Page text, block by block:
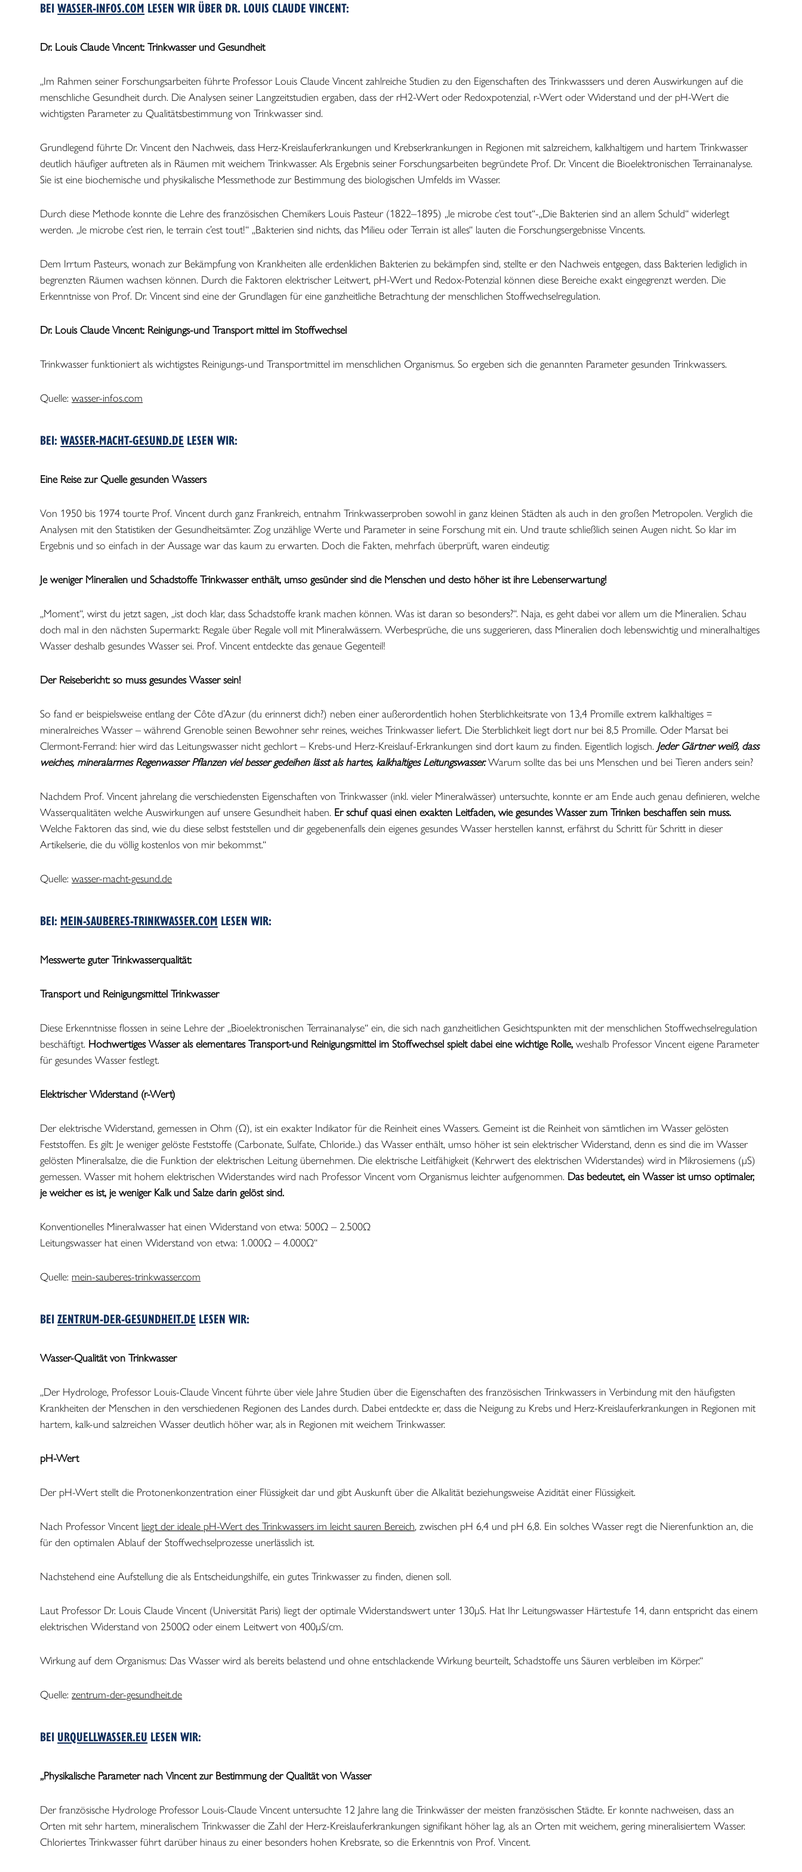
BEIWASSER-INFOS.COM LESEN WIR ÜBER DR. LOUIS CLAUDE VINCENT:
Dr. Louis Claude Vincent: Trinkwasser und Gesundheit
„Im Rahmen seiner Forschungsarbeiten führte Professor Louis Claude Vincent zahlreiche Studien zu den Eigenschaften des Trinkwasssers und deren Auswirkungen auf die
menschliche Gesundheit durch. Die Analysen seiner Langzeitstudien ergaben, dass der rH2-Wert oder Redoxpotenzial, r-Wert oder Widerstand und der pH-Wert die
wichtigsten Parameter zu Qualitätsbestimmung von Trinkwasser sind.
Grundlegend führte Dr. Vincent den Nachweis, dass Herz-Kreislauferkrankungen und Krebserkrankungen in Regionen mit salzreichem, kalkhaltigem und hartem Trinkwasser
deutlich häufiger auftreten als in Räumen mit weichem Trinkwasser. Als Ergebnis seiner Forschungsarbeiten begründete Prof. Dr. Vincent die Bioelektronischen Terrainanalyse.
Sie ist eine biochemische und physikalische Messmethode zur Bestimmung des biologischen Umfelds im Wasser.
Durch diese Methode konnte die Lehre des französischen Chemikers Louis Pasteur (1822–1895) „le microbe c’est tout“-„Die Bakterien sind an allem Schuld“ widerlegt
werden. „le microbe c’est rien, le terrain c’est tout!“ „Bakterien sind nichts, das Milieu oder Terrain ist alles“ lauten die Forschungsergebnisse Vincents.
Dem Irrtum Pasteurs, wonach zur Bekämpfung von Krankheiten alle erdenklichen Bakterien zu bekämpfen sind, stellte er den Nachweis entgegen, dass Bakterien lediglich in
begrenzten Räumen wachsen können. Durch die Faktoren elektrischer Leitwert, pH-Wert und Redox-Potenzial können diese Bereiche exakt eingegrenzt werden. Die
Erkenntnisse von Prof. Dr. Vincent sind eine der Grundlagen für eine ganzheitliche Betrachtung der menschlichen Stoffwechselregulation.
Dr. Louis Claude Vincent: Reinigungs-und Transport mittel im Stoffwechsel
Trinkwasser funktioniert als wichtigstes Reinigungs-und Transportmittel im menschlichen Organismus. So ergeben sich die genannten Parameter gesunden Trinkwassers.
Quelle:wasser-infos.com
BEI:WASSER-MACHT-GESUND.DE LESEN WIR:
Eine Reise zur Quelle gesunden Wassers
Von 1950 bis 1974 tourte Prof. Vincent durch ganz Frankreich, entnahm Trinkwasserproben sowohl in ganz kleinen Städten als auch in den großen Metropolen. Verglich die
Analysen mit den Statistiken der Gesundheitsämter. Zog unzählige Werte und Parameter in seine Forschung mit ein. Und traute schließlich seinen Augen nicht. So klar im
Ergebnis und so einfach in der Aussage war das kaum zu erwarten. Doch die Fakten, mehrfach überprüft, waren eindeutig:
Je weniger Mineralien und Schadstoffe Trinkwasser enthält, umso gesünder sind die Menschen und desto höher ist ihre Lebenserwartung!
„Moment“, wirst du jetzt sagen, „ist doch klar, dass Schadstoffe krank machen können. Was ist daran so besonders?“. Naja, es geht dabei vor allem um die Mineralien. Schau
doch mal in den nächsten Supermarkt: Regale über Regale voll mit Mineralwässern. Werbesprüche, die uns suggerieren, dass Mineralien doch lebenswichtig und mineralhaltiges
Wasser deshalb gesundes Wasser sei. Prof. Vincent entdeckte das genaue Gegenteil!
Der Reisebericht: so muss gesundes Wasser sein!
So fand er beispielsweise entlang der Côte d’Azur (du erinnerst dich?) neben einer außerordentlich hohen Sterblichkeitsrate von 13,4 Promille extrem kalkhaltiges =
mineralreiches Wasser – während Grenoble seinen Bewohner sehr reines, weiches Trinkwasser liefert. Die Sterblichkeit liegt dort nur bei 8,5 Promille. Oder Marsat bei
Clermont-Ferrand: hier wird das Leitungswasser nicht gechlort – Krebs-und Herz-Kreislauf-Erkrankungen sind dort kaum zu finden. Eigentlich logisch. Jeder Gärtner weiß, dass
weiches, mineralarmes Regenwasser Pflanzen viel besser gedeihen lässt als hartes, kalkhaltiges Leitungswasser.Warum sollte das bei uns Menschen und bei Tieren anders sein?
Nachdem Prof. Vincent jahrelang die verschiedensten Eigenschaften von Trinkwasser (inkl. vieler Mineralwässer) untersuchte, konnte er am Ende auch genau definieren, welche
Wasserqualitäten welche Auswirkungen auf unsere Gesundheit haben. Er schuf quasi einen exakten Leitfaden, wie gesundes Wasser zum Trinken beschaffen sein muss.
Welche Faktoren das sind, wie du diese selbst feststellen und dir gegebenenfalls dein eigenes gesundes Wasser herstellen kannst, erfährst du Schritt für Schritt in dieser
Artikelserie, die du völlig kostenlos von mir bekommst.“
Quelle:wasser-macht-gesund.de
BEI: MEIN-SAUBERES-TRINKWASSER.COM LESEN WIR:
Messwerte guter Trinkwasserqualität:
Transport und Reinigungsmittel Trinkwasser
Diese Erkenntnisse flossen in seine Lehre der „Bioelektronischen Terrainanalyse“ ein, die sich nach ganzheitlichen Gesichtspunkten mit der menschlichen Stoffwechselregulation
beschäftigt. Hochwertiges Wasser als elementares Transport-und Reinigungsmittel im Stoffwechsel spielt dabei eine wichtige Rolle, weshalb Professor Vincent eigene Parameter
für gesundes Wasser festlegt.
Elektrischer Widerstand (r-Wert)
Der elektrische Widerstand, gemessen in Ohm (Ω), ist ein exakter Indikator für die Reinheit eines Wassers. Gemeint ist die Reinheit von sämtlichen im Wasser gelösten
Feststoffen. Es gilt: Je weniger gelöste Feststoffe (Carbonate, Sulfate, Chloride..) das Wasser enthält, umso höher ist sein elektrischer Widerstand, denn es sind die im Wasser
gelösten Mineralsalze, die die Funktion der elektrischen Leitung übernehmen. Die elektrische Leitfähigkeit (Kehrwert des elektrischen Widerstandes) wird in Mikrosiemens (μS)
gemessen. Wasser mit hohem elektrischen Widerstandes wird nach Professor Vincent vom Organismus leichter aufgenommen. Das bedeutet, ein Wasser ist umso optimaler,
je weicher es ist, je weniger Kalk und Salze darin gelöst sind.
Konventionelles Mineralwasser hat einen Widerstand von etwa: 500Ω – 2.500Ω
Leitungswasser hat einen Widerstand von etwa: 1.000Ω – 4.000Ω“
Quelle: mein-sauberes-trinkwasser.com
BEIZENTRUM-DER-GESUNDHEIT.DE LESEN WIR:
Wasser-Qualität von Trinkwasser
„Der Hydrologe, Professor Louis-Claude Vincent führte über viele Jahre Studien über die Eigenschaften des französischen Trinkwassers in Verbindung mit den häufigsten
Krankheiten der Menschen in den verschiedenen Regionen des Landes durch. Dabei entdeckte er, dass die Neigung zu Krebs und Herz-Kreislauferkrankungen in Regionen mit
hartem, kalk-und salzreichen Wasser deutlich höher war, als in Regionen mit weichem Trinkwasser.
pH-Wert
Der pH-Wert stellt die Protonenkonzentration einer Flüssigkeit dar und gibt Auskunft über die Alkalität beziehungsweise Azidität einer Flüssigkeit.
Nach Professor Vincent liegt der ideale pH-Wert des Trinkwassers im leicht sauren Bereich, zwischen pH 6,4 und pH 6,8. Ein solches Wasser regt die Nierenfunktion an, die
für den optimalen Ablauf der Stoffwechselprozesse unerlässlich ist.
Nachstehend eine Aufstellung die als Entscheidungshilfe, ein gutes Trinkwasser zu finden, dienen soll.
Laut Professor Dr. Louis Claude Vincent (Universität Paris) liegt der optimale Widerstandswert unter 130μS. Hat Ihr Leitungswasser Härtestufe 14, dann entspricht das einem
elektrischen Widerstand von 2500Ω oder einem Leitwert von 400μS/cm.
Wirkung auf dem Organismus: Das Wasser wird als bereits belastend und ohne entschlackende Wirkung beurteilt, Schadstoffe uns Säuren verbleiben im Körper.“
Quelle:zentrum-der-gesundheit.de
BEIURQUELLWASSER.EU LESEN WIR:
„Physikalische Parameter nach Vincent zur Bestimmung der Qualität von Wasser
Der französische Hydrologe Professor Louis-Claude Vincent untersuchte 12 Jahre lang die Trinkwässer der meisten französischen Städte. Er konnte nachweisen, dass an
Orten mit sehr hartem, mineralischem Trinkwasser die Zahl der Herz-Kreislauferkrankungen signifikant höher lag, als an Orten mit weichem, gering mineralisiertem Wasser.
Chloriertes Trinkwasser führt darüber hinaus zu einer besonders hohen Krebsrate, so die Erkenntnis von Prof. Vincent.